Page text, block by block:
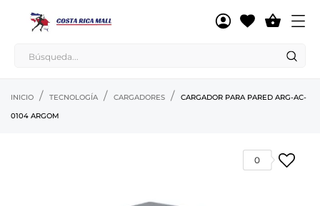

INICIO TECNOLOGÍA CARGADORES
CARGADOR PARA PARED ARG-AC-
0104 ARGOM
0